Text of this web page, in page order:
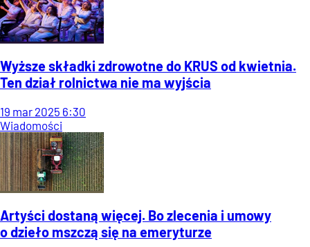
Wyższe składki zdrowotne do KRUS od kwietnia.
Ten dział rolnictwa nie ma wyjścia
19 mar 2025 6:30
Wiadomości
Artyści dostaną więcej. Bo zlecenia i umowy
o dzieło mszczą się na emeryturze